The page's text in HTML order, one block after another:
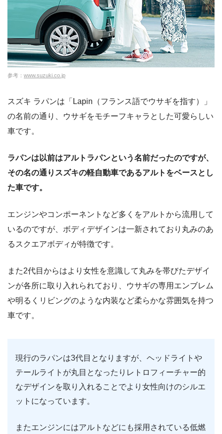
参考： www.suzuki.co.jp
スズキ ラパンは「Lapin（フランス語でウサギを指す）」
の名前の通り、ウサギをモチーフキャラとした可愛らしい
車です。
ラパンは以前はアルトラパンという名前だったのですが、
その名の通りスズキの軽自動車であるアルトをベースとし
た車です。
エンジンやコンポーネントなど多くをアルトから流用して
いるのですが、ボディデザインは一新されており丸みのあ
るスクエアボディが特徴です。
また2代目からはより女性を意識して丸みを帯びたデザイ
ンが各所に取り入れられており、ウサギの専用エンブレム
や明るくリビングのような内装など柔らかな雰囲気を持つ
車です。
現行のラパンは3代目となりますが、ヘッドライトや
テールライトが丸目となったりレトロフィーチャー的
なデザインを取り入れることでより女性向けのシルエ
ットになっています。
またエンジンにはアルトなどにも採用されている低燃